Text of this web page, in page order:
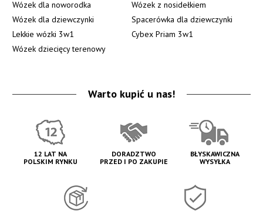
Wózek dla noworodka
Wózek z nosidełkiem
Wózek dla dziewczynki
Spacerówka dla dziewczynki
Lekkie wózki 3w1
Cybex Priam 3w1
Wózek dziecięcy terenowy
Warto kupić u nas!
12 LAT NA
POLSKIM RYNKU
DORADZTWO
PRZED I PO ZAKUPIE
BŁYSKAWICZNA
WYSYŁKA